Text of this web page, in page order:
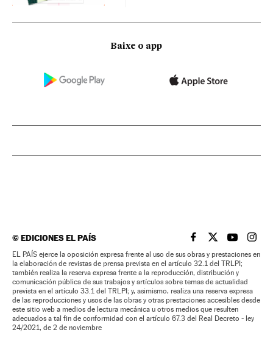
Baixe o app
©EDICIONES EL PAÍS EL PAÍS BRASIL EN
EL PAÍSEL PAÍS
EL
EL PAÍS ejerce la oposición expresa frente al uso de sus obras y prestaciones en
la elaboración de revistas de prensa prevista en el artículo 32.1 del TRLPI;
también realiza la reserva expresa frente a la reproducción, distribución y
comunicación pública de sus trabajos y artículos sobre temas de actualidad
prevista en el artículo 33.1 del TRLPI; y, asimismo, realiza una reserva expresa
de las reproducciones y usos de las obras y otras prestaciones accesibles desde
este sitio web a medios de lectura mecánica u otros medios que resulten
adecuados a tal fin de conformidad con el artículo 67.3 del Real Decreto - ley
24/2021, de 2 de noviembre